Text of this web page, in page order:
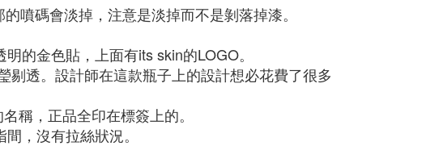
噴碼會淡掉，注意是淡掉而不是剝落掉漆。
的金色貼，上面有its skin的LOGO。
透。設計師在這款瓶子上的設計想必花費了很多
稱，正品全印在標簽上的。
，沒有拉絲狀況。